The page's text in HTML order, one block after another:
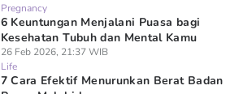
Pregnancy
6 Keuntungan Menjalani Puasa bagi
Kesehatan Tubuh dan Mental Kamu
26 Feb 2026, 21:37 WIB
Life
7 Cara Efektif Menurunkan Berat Badan